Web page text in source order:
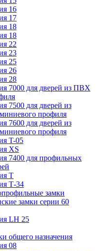
16
17
18
18
22
23
25
26
28
7000 для дверей из ПВХ
7500 для дверей из
профиля
7600 для дверей из
профиля
T-05
XS
7400 для профильных
Т
Т-34
замки
замки серии 60
LH 25
общего назначения
08